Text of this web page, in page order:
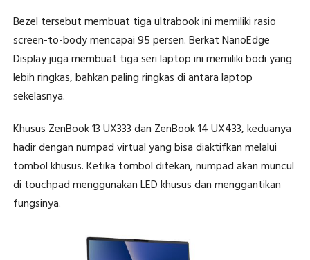
Bezel tersebut membuat tiga ultrabook ini memiliki rasio
screen-to-body mencapai 95 persen. Berkat NanoEdge
Display juga membuat tiga seri laptop ini memiliki bodi yang
lebih ringkas, bahkan paling ringkas di antara laptop
sekelasnya.
Khusus ZenBook 13 UX333 dan ZenBook 14 UX433, keduanya
hadir dengan numpad virtual yang bisa diaktifkan melalui
tombol khusus. Ketika tombol ditekan, numpad akan muncul
di touchpad menggunakan LED khusus dan menggantikan
fungsinya.